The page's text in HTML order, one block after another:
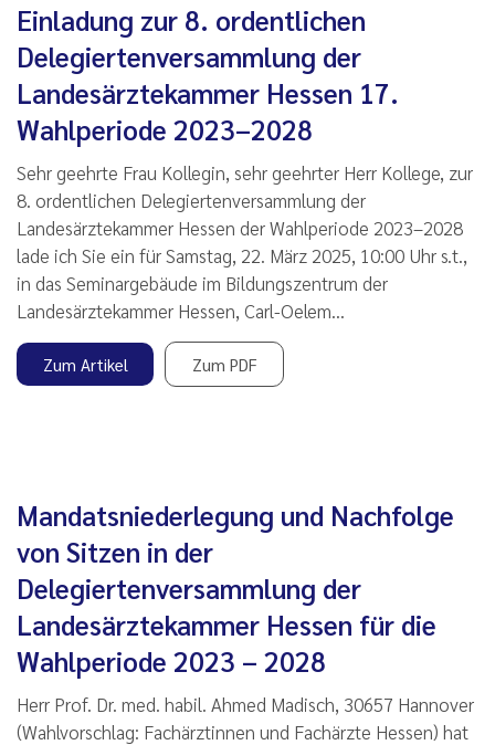
Einladung zur 8. ordentlichen
Delegiertenversammlung der
Landesärztekammer Hessen 17.
Wahlperiode 2023–2028
Sehr geehrte Frau Kollegin, sehr geehrter Herr Kollege, zur
8. ordentlichen Delegiertenversammlung der
Landesärztekammer Hessen der Wahlperiode 2023–2028
lade ich Sie ein für Samstag, 22. März 2025, 10:00 Uhr s.t.,
in das Seminargebäude im Bildungszentrum der
Landesärztekammer Hessen, Carl-Oelem…
Zum Artikel Zum PDF
Mandatsniederlegung und Nachfolge
von Sitzen in der
Delegiertenversammlung der
Landesärztekammer Hessen für die
Wahlperiode 2023 – 2028
Herr Prof. Dr. med. habil. Ahmed Madisch, 30657 Hannover
(Wahlvorschlag: Fachärztinnen und Fachärzte Hessen) hat